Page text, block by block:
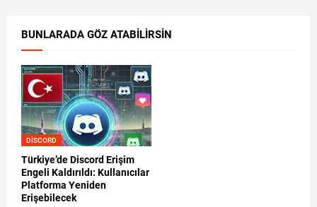
BUNLARADA GÖZ ATABILIRSIN
DISCORD
Türkiye’de Discord Erişim
Engeli Kaldırıldı: Kullanıcılar
Platforma Yeniden
Erişebilecek